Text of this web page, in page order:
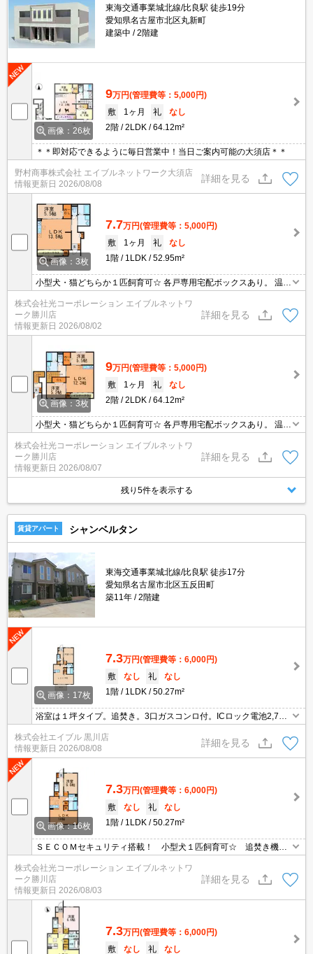
東海交通事業城北線/比良駅 徒歩19分
愛知県名古屋市北区丸新町
建築中
2階建
画像：26枚
9万円(管理費等：5,000円)
敷
1ヶ月 礼
なし
2階
2LDK 64.12m²
＊＊即対応できるように毎日営業中！当日ご案内可能の大須店＊＊
野村商事株式会社 エイブルネットワーク大須店
情報更新日 2026/08/08
詳細を見る
画像：3枚
7.7万円(管理費等：5,000円)
敷
1ヶ月 礼
なし
1階
1LDK 52.95m²
小型犬・猫どちらか１匹飼育可☆ 各戸専用宅配ボックスあり。 温水
洗浄便座・シャンプードレッサー・エアコン他、充実の設備☆
株式会社光コーポレーション エイブルネットワ
ーク勝川店
情報更新日 2026/08/02
詳細を見る
画像：3枚
9万円(管理費等：5,000円)
敷
1ヶ月 礼
なし
2階
2LDK 64.12m²
小型犬・猫どちらか１匹飼育可☆ 各戸専用宅配ボックスあり。 温水
洗浄便座・シャンプードレッサー・エアコン他、充実の設備☆
株式会社光コーポレーション エイブルネットワ
ーク勝川店
情報更新日 2026/08/07
詳細を見る
残り5件を表示する
賃貸アパート シャンベルタン
東海交通事業城北線/比良駅 徒歩17分
愛知県名古屋市北区五反田町
築11年
2階建
画像：17枚
7.3万円(管理費等：6,000円)
敷
なし 礼
なし
1階
1LDK 50.27m²
浴室は１坪タイプ。追焚き。3口ガスコンロ付。ICロック電池2,750
円(契約時)。保証会社要（初回35,000円、月総額の1％＋800円/
月）。
株式会社エイブル 黒川店
情報更新日 2026/08/08
詳細を見る
画像：16枚
7.3万円(管理費等：6,000円)
敷
なし 礼
なし
1階
1LDK 50.27m²
ＳＥＣＯＭセキュリティ搭載！ 小型犬１匹飼育可☆ 追焚き機能
付きの広々とした浴室は一日の疲れを取るにはピッタリ♪
株式会社光コーポレーション エイブルネットワ
ーク勝川店
情報更新日 2026/08/03
詳細を見る
7.3万円(管理費等：6,000円)
敷
なし 礼
なし